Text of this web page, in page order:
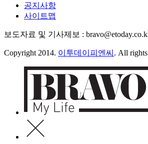
공지사항
사이트맵
보도자료 및 기사제보 :
Copyright 2014. 이투데이피엔씨 . All rights